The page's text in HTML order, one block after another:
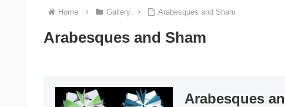
Home Gallery Arabesques and Sham
Arabesques and Sham
Arabesques